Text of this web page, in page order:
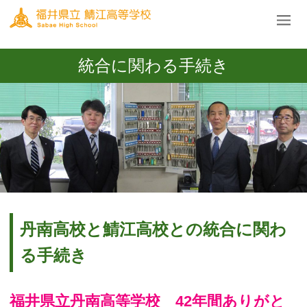
統合に関わる手続き
丹南高校と鯖江高校との統合に関わ
る手続き
福井県立丹南高等学校 42年間ありがと